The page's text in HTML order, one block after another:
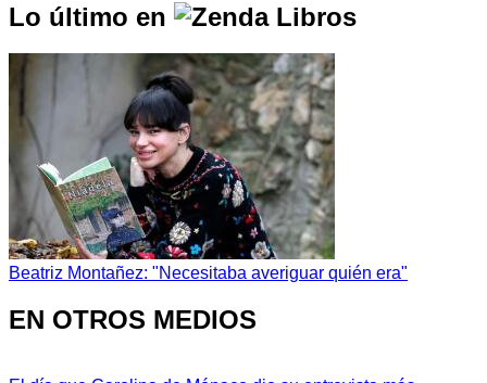
Lo último en
Beatriz Montañez: "Necesitaba averiguar quién era"
EN OTROS MEDIOS